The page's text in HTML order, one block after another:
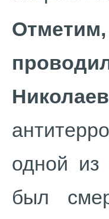
одной из
был